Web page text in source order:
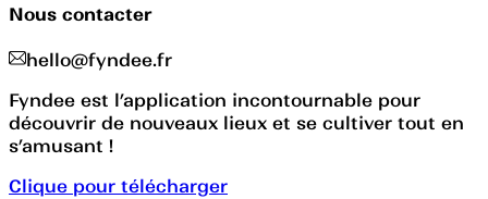
Nous contacter
hello@fyndee.fr
Fyndee est l’application incontournable pour
découvrir de nouveaux lieux et se cultiver tout en
s’amusant !
Clique pour télécharger